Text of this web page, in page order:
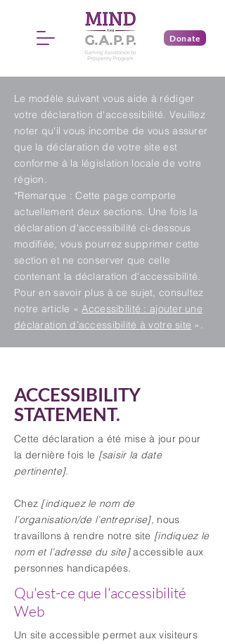
Donate
Le modèle suivant vous aide à rédiger
votre déclaration d'accessibilité. Veuillez
noter qu'il vous incombe de vous assurer
que la déclaration de votre site est
conforme à la législation locale de votre
région.
*Remarque : Cette page comporte
actuellement deux sections. Une fois la
déclaration d'accessibilité ci-dessous
modifiée, vous pourrez supprimer cette
section et ne conserver que celle
contenant la déclaration d'accessibilité.
Pour en savoir plus à ce sujet, consultez
notre article «Accessibilité : ajouter une
déclaration d’accessibilité à votre site ».
ACCESSIBILITY
STATEMENT.
Cette déclaration a été mise à jour pour
la dernière fois le [saisir la date
pertinente].
Chez [indiquez le nom de
l’organisation/de l’entreprise], nous
travaillons à rendre notre site [indiquez le
nom et l’adresse du site]accessible aux
personnes handicapées.
Qu'est-ce que l'accessibilité
Web
Un site accessible permet aux visiteurs